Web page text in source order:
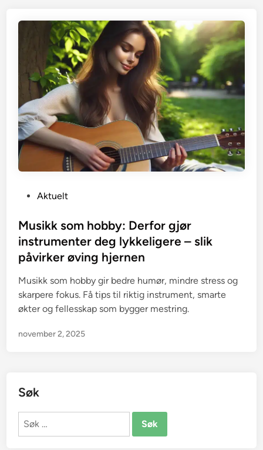
s
t
d
i
n
Aktuelt
Musikk som hobby: Derfor gjør
instrumenter deg lykkeligere – slik
påvirker øving hjernen
Musikk som hobby gir bedre humør, mindre stress og
skarpere fokus. Få tips til riktig instrument, smarte
økter og fellesskap som bygger mestring.
november 2, 2025
Søk
Søk